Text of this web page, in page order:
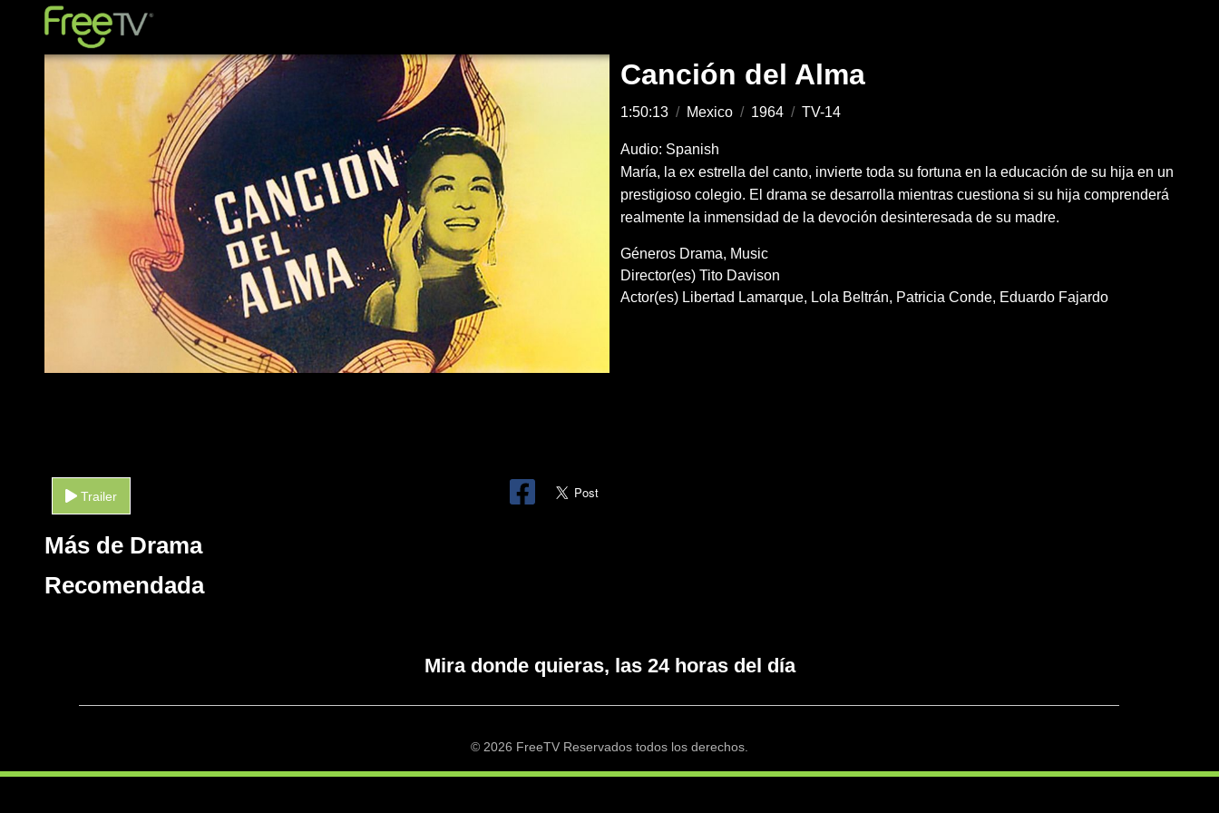
Trailer
Canción del Alma
1:50:13 / Mexico / 1964 / TV-14
Audio: Spanish
María, la ex estrella del canto, invierte toda su fortuna en la educación de su hija en un
prestigioso colegio. El drama se desarrolla mientras cuestiona si su hija comprenderá
realmente la inmensidad de la devoción desinteresada de su madre.
Géneros Drama
Music
Director(es) Tito Davison
Actor(es) Libertad Lamarque Lola Beltrán Patricia Conde Eduardo Fajardo
Más de Drama
Recomendada
Mira donde quieras, las 24 horas del día
© 2026 FreeTV Reservados todos los derechos.